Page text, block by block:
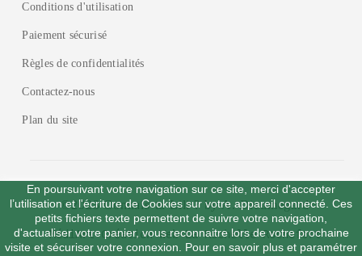
Conditions d'utilisation
Paiement sécurisé
Règles de confidentialités
Contactez-nous
Plan du site
En poursuivant votre navigation sur ce site, merci d'accepter
l’utilisation et l'écriture de Cookies sur votre appareil connecté. Ces
petits fichiers texte permettent de suivre votre navigation,
d'actualiser votre panier, vous reconnaitre lors de votre prochaine
visite et sécuriser votre connexion. Pour en savoir plus et paramétrer
©2023 Connais-tu Lili ? by A. Dieumegard
MédiArt Création Web La Rochelle Rochefort